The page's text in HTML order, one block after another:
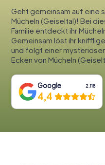
Geht gemeinsam auf eine
Mücheln (Geiseltal)! Bei
Familie entdeckt ihr
Gemeinsam löst ihr
und folgt einer
Ecken von Mücheln
Google 2.118
4,4